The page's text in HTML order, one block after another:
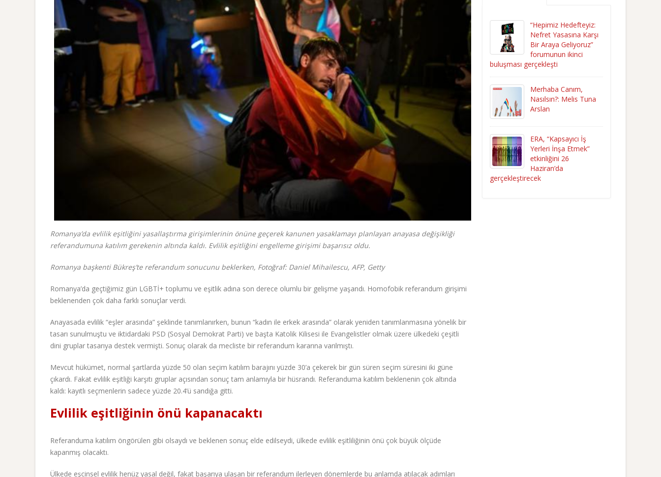
Romanya’da evlilik eşitliğini yasallaştırma girişimlerinin önüne geçerek kanunen yasaklamayı planlayan anayasa değişikliği
referandumuna katılım gerekenin altında kaldı. Evlilik eşitliğini engelleme girişimi başarısız oldu.
Romanya başkenti Bükreş’te referandum sonucunu beklerken, Fotoğraf: Daniel Mihailescu, AFP, Getty
Romanya’da geçtiğimiz gün LGBTİ+ toplumu ve eşitlik adına son derece olumlu bir gelişme yaşandı. Homofobik referandum girişimi
beklenenden çok daha farklı sonuçlar verdi.
Anayasada evlilik “eşler arasında” şeklinde tanımlanırken, bunun “kadın ile erkek arasında” olarak yeniden tanımlanmasına yönelik bir
tasarı sunulmuştu ve iktidardaki PSD (Sosyal Demokrat Parti) ve başta Katolik Kilisesi ile Evangelistler olmak üzere ülkedeki çeşitli
dini gruplar tasarıya destek vermişti. Sonuç olarak da mecliste bir referandum kararına varılmıştı.
Mevcut hükümet, normal şartlarda yüzde 50 olan seçim katılım barajını yüzde 30’a çekerek bir gün süren seçim süresini iki güne
çıkardı. Fakat evlilik eşitliği karşıtı gruplar açısından sonuç tam anlamıyla bir hüsrandı. Referanduma katılım beklenenin çok altında
kaldı: kayıtlı seçmenlerin sadece yüzde 20.4’ü sandığa gitti.
Evlilik eşitliğinin önü kapanacaktı
Referanduma katılım öngörülen gibi olsaydı ve beklenen sonuç elde edilseydi, ülkede evlilik eşitliliğinin önü çok büyük ölçüde
kapanmış olacaktı.
Ülkede eşcinsel evlilik henüz yasal değil, fakat başarıya ulaşan bir referandum ilerleyen dönemlerde bu anlamda atılacak adımları
“Hepimiz Hedefteyiz:
Nefret Yasasına Karşı
Bir Araya Geliyoruz”
forumunun ikinci
buluşması gerçekleşti
Merhaba Canım,
Nasılsın?: Melis Tuna
Arslan
ERA, “Kapsayıcı İş
Yerleri İnşa Etmek”
etkinliğini 26
Haziran’da
gerçekleştirecek